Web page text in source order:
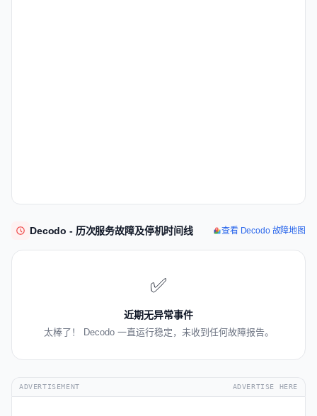
Decodo - 历次服务故障及停机时间线 查看 Decodo 故障地图
✅
近期无异常事件
太棒了！ Decodo 一直运行稳定，未收到任何故障报告。
ADVERTISEMENT ADVERTISE HERE